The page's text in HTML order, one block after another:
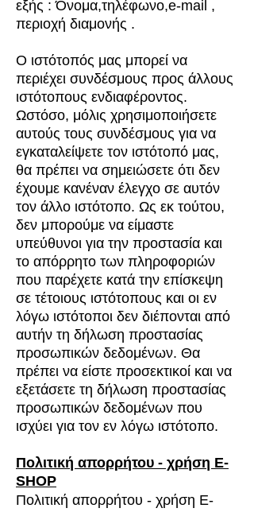
εξής : Όνομα,τηλέφωνο,e-mail ,
περιοχή διαμονής .
Ο ιστότοπός μας μπορεί να
περιέχει συνδέσμους προς άλλους
ιστότοπους ενδιαφέροντος.
Ωστόσο, μόλις χρησιμοποιήσετε
αυτούς τους συνδέσμους για να
εγκαταλείψετε τον ιστότοπό μας,
θα πρέπει να σημειώσετε ότι δεν
έχουμε κανέναν έλεγχο σε αυτόν
τον άλλο ιστότοπο. Ως εκ τούτου,
δεν μπορούμε να είμαστε
υπεύθυνοι για την προστασία και
το απόρρητο των πληροφοριών
που παρέχετε κατά την επίσκεψη
σε τέτοιους ιστότοπους και οι εν
λόγω ιστότοποι δεν διέπονται από
αυτήν τη δήλωση προστασίας
προσωπικών δεδομένων. Θα
πρέπει να είστε προσεκτικοί και να
εξετάσετε τη δήλωση προστασίας
προσωπικών δεδομένων που
ισχύει για τον εν λόγω ιστότοπο.
Πολιτική απορρήτου - χρήση E-
SHOP
Πολιτική απορρήτου - χρήση E-